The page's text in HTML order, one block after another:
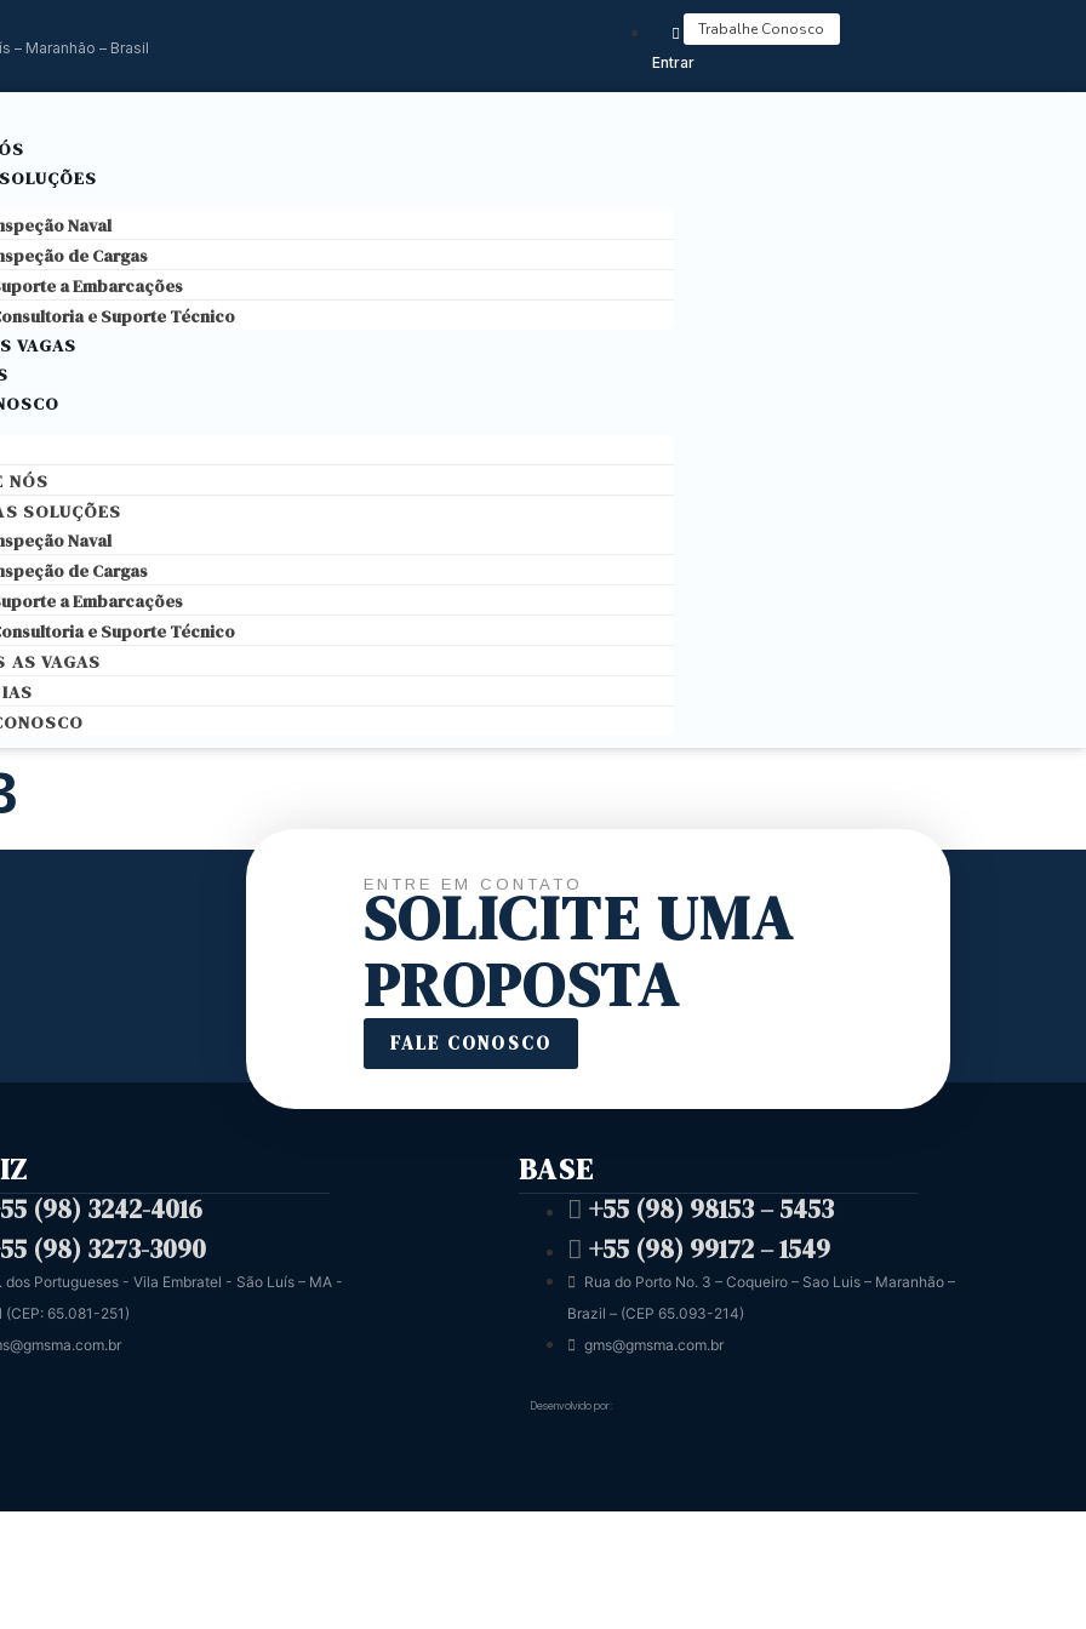
– Maranhão – Brasil
Entrar
Trabalhe Conosco
Naval
de Cargas
a Embarcações
e Suporte Técnico
VAGAS
NÓS
SOLUÇÕES
Naval
de Cargas
a Embarcações
e Suporte Técnico
AS VAGAS
ENTRE EM CONTATO
SOLICITE UMA
PROPOSTA
FALE CONOSCO
(98) 3242-4016
(98) 3273-3090
dos Portugueses - Vila Embratel - São Luís – MA -
(CEP: 65.081-251)
BASE
+55 (98) 98153 – 5453
+55 (98) 99172 – 1549
Rua do Porto No. 3 – Coqueiro – Sao Luis – Maranhão –
Brazil – (CEP 65.093-214)
gms@gmsma.com.br
Desenvolvido por: